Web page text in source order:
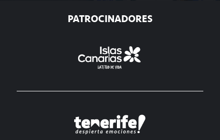
PATROCINADORES